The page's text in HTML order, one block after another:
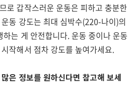
로 갑작스러운 운동은 피하고 충분한
동 강도는 최대 심박수(220-나이)의
는 게 안전합니다. 운동 중이나 운동
작해서 점차 강도를 높여가세요.
은 정보를 원하신다면 참고해 보세